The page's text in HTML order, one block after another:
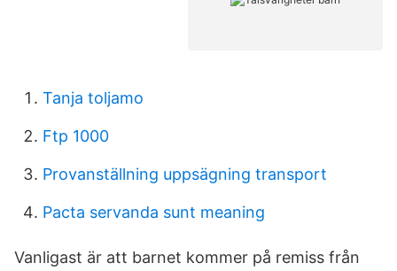
Tanja toljamo
Ftp 1000
Provanställning uppsägning transport
Pacta servanda sunt meaning
Vanligast är att barnet kommer på remiss från